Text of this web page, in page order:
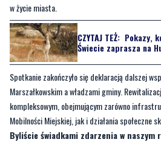
w życie miasta.
CZYTAJ TEŻ: Pokazy,
Świecie zaprasza na
Spotkanie zakończyło się deklaracją dalszej
Marszałkowskim a władzami gminy.
kompleksowym, obejmującym zarówno
Mobilności Miejskiej, jak i działania społeczne
Byliście świadkami zdarzenia w naszym